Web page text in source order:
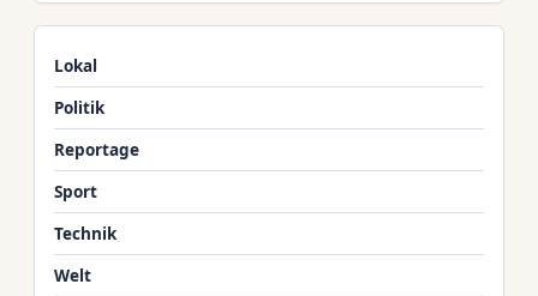
Lokal
Politik
Reportage
Sport
Technik
Welt